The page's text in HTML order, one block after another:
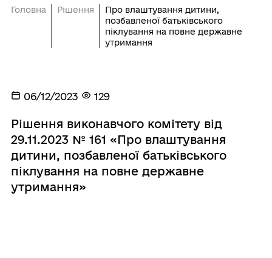
Головна Рішення
Про влаштування дитини,
позбавленої батьківського
піклування на повне державне
утримання
06/12/2023 129
Рішення виконавчого комітету від
29.11.2023 № 161 «Про влаштування
дитини, позбавленої батьківського
піклування на повне державне
утримання»